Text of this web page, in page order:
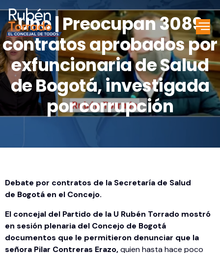
Uno | Preocupan 3089
contratos aprobados por
exfuncionaria de Salud
de Bogotá, investigada
por corrupción
Debate por contratos de la Secretaría de Salud
de Bogotá en el Concejo.
El concejal del Partido de la U Rubén Torrado mostró
en sesión plenaria del Concejo de Bogotá
documentos que le permitieron denunciar que la
señora Pilar Contreras Erazo,quien hasta hace poco